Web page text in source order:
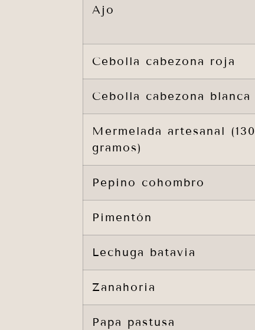
Ajo
Cebolla cabezona roja
Cebolla cabezona blanca
Mermelada artesanal (130
gramos)
Pepino cohombro
Pimentón
Lechuga batavia
Zanahoria
Papa pastusa